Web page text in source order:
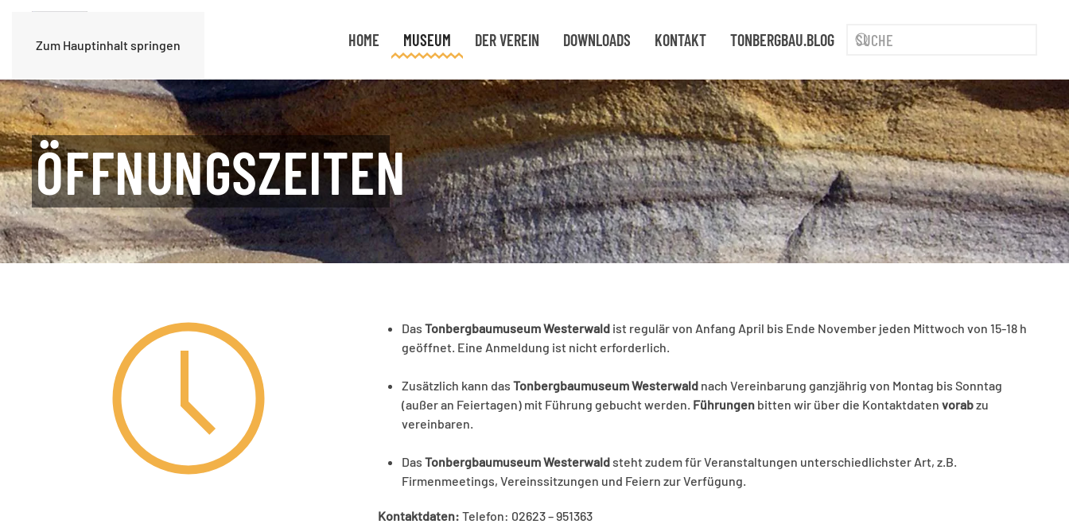
Zum Hauptinhalt springen HOME MUSEUM DER VEREIN DOWNLOADS KONTAKT TONBERGBAU.BLOG
ÖFFNUNGSZEITEN
Das Tonbergbaumuseum Westerwaldist regulär von Anfang April bis Ende November jeden Mittwoch von 15-18 h
geöffnet. Eine Anmeldung ist nicht erforderlich.
Zusätzlich kann das Tonbergbaumuseum Westerwaldnach Vereinbarung ganzjährig von Montag bis Sonntag
(außer an Feiertagen) mit Führung gebucht werden. Führungenbitten wir über die Kontaktdaten vorabzu
vereinbaren.
Das Tonbergbaumuseum Westerwaldsteht zudem für Veranstaltungen unterschiedlichster Art, z.B.
Firmenmeetings, Vereinssitzungen und Feiern zur Verfügung.
Kontaktdaten: Telefon: 02623 – 951363